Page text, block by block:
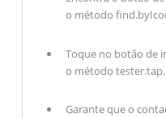
o método
Toque no botão de
o método tester.tap.
Garante que o